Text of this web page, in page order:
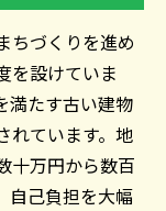
ちづくりを進め
を設けていま
満たす古い建物
れています。地
十万円から数百
自己負担を大幅